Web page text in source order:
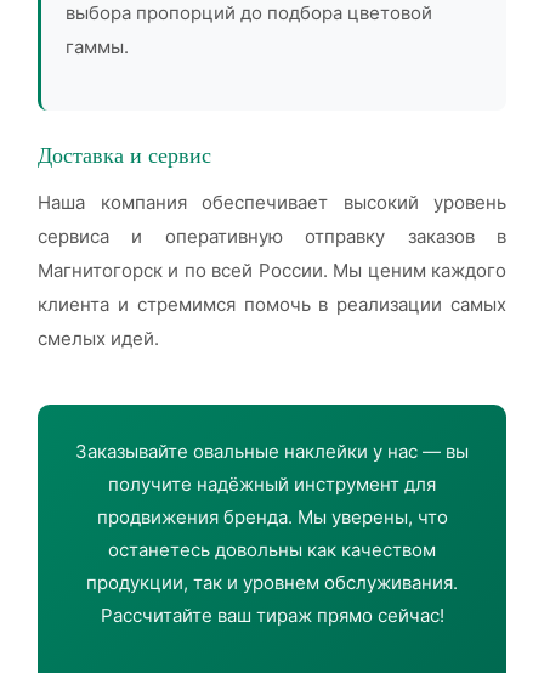
выбора пропорций до подбора цветовой
гаммы.
Доставка и сервис
Наша компания обеспечивает высокий уровень
сервиса и оперативную отправку заказов в
Магнитогорск и по всей России. Мы ценим каждого
клиента и стремимся помочь в реализации самых
смелых идей.
Заказывайте овальные наклейки у нас — вы
получите надёжный инструмент для
продвижения бренда. Мы уверены, что
останетесь довольны как качеством
продукции, так и уровнем обслуживания.
Рассчитайте ваш тираж прямо сейчас!